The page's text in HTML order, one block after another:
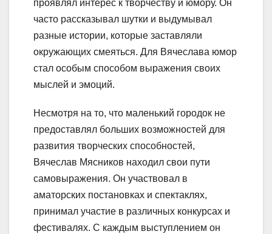
проявлял интерес к творчеству и юмору. Он
часто рассказывал шутки и выдумывал
разные истории, которые заставляли
окружающих смеяться. Для Вячеслава юмор
стал особым способом выражения своих
мыслей и эмоций.
Несмотря на то, что маленький городок не
предоставлял больших возможностей для
развития творческих способностей,
Вячеслав Мясников находил свои пути
самовыражения. Он участвовал в
аматорских постановках и спектаклях,
принимал участие в различных конкурсах и
фестивалях. С каждым выступлением он